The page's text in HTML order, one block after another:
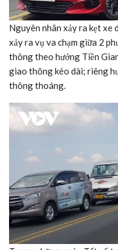
Nguyên nhân xảy ra kẹt xe
xảy ra vụ va chạm giữa 2
thông theo hướng Tiền
giao thông kéo dài; riêng
thông thoáng.